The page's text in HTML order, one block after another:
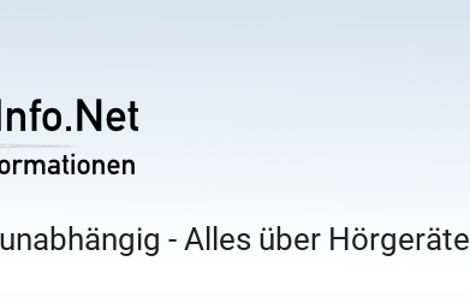
- Alles über Hörgeräte